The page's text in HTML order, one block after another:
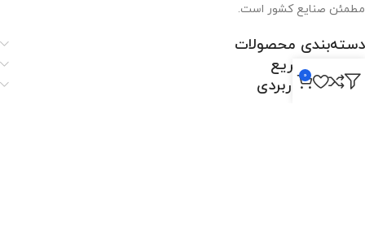
مطمئن صنایع کشور است.
دسته‌بندی محصولات
دسترسی سریع
لینک‌های کاربردی
0